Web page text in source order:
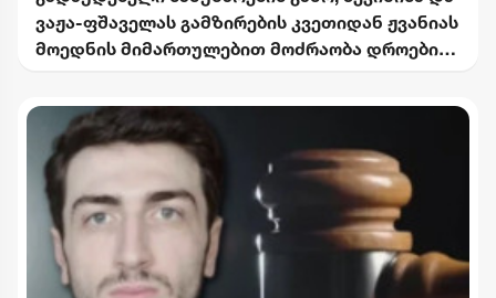
ვაჟა-ფშაველას გამზირების კვეთიდან ჟვანიას
მოედნის მიმართულებით მოძრაობა დროებით